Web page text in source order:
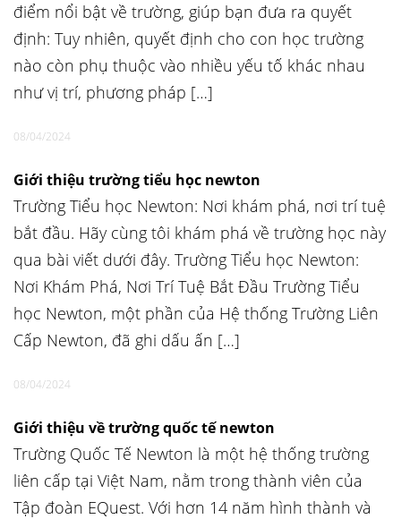
điểm nổi bật về trường, giúp bạn đưa ra quyết
định: Tuy nhiên, quyết định cho con học trường
nào còn phụ thuộc vào nhiều yếu tố khác nhau
như vị trí, phương pháp […]
08/04/2024
Giới thiệu trường tiểu học newton
Trường Tiểu học Newton: Nơi khám phá, nơi trí tuệ
bắt đầu. Hãy cùng tôi khám phá về trường học này
qua bài viết dưới đây. Trường Tiểu học Newton:
Nơi Khám Phá, Nơi Trí Tuệ Bắt Đầu Trường Tiểu
học Newton, một phần của Hệ thống Trường Liên
Cấp Newton, đã ghi dấu ấn […]
08/04/2024
Giới thiệu về trường quốc tế newton
Trường Quốc Tế Newton là một hệ thống trường
liên cấp tại Việt Nam, nằm trong thành viên của
Tập đoàn EQuest. Với hơn 14 năm hình thành và